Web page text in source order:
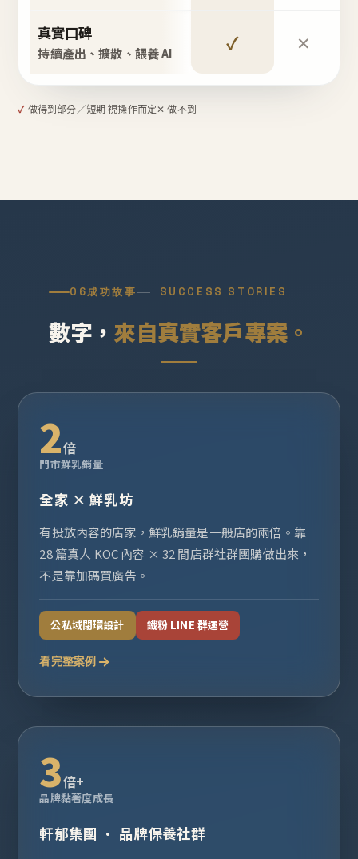
真實口碑
持續產出、擴散、餵養 AI ✓ ✕
✓ 做得到部分／短期 視操作而定✕ 做不到
06成功故事 SUCCESS STORIES
數字， 來自真實客戶專案。
2倍
門市鮮乳銷量
全家 × 鮮乳坊
有投放內容的店家，鮮乳銷量是一般店的兩倍。靠
28 篇真人 KOC 內容 × 32 間店群社群團購做出來，
不是靠加碼買廣告。
公私域閉環設計 鐵粉 LINE 群運營
看完整案例
3倍+
品牌黏著度成長
軒郁集團 · 品牌保養社群